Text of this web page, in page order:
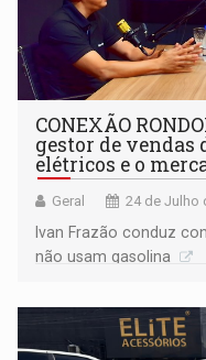
CONEXÃO
gestor de vendas
elétricos e o
Geral 24 de Julho
Ivan Frazão conduz
não usam gasolina